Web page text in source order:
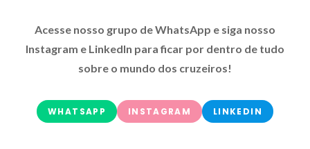
Acesse nosso grupo de WhatsApp e siga nosso
Instagram e LinkedIn para ficar por dentro de tudo
sobre o mundo dos cruzeiros!
WHATSAPP INSTAGRAM LINKEDIN